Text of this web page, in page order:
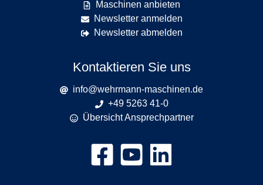
Maschinen anbieten
Newsletter anmelden
Newsletter abmelden
Kontaktieren Sie uns
info@wehrmann-maschinen.de
+49 5263 41-0
Übersicht Ansprechpartner